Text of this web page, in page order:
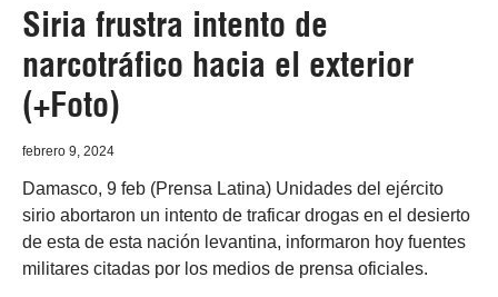
Siria frustra intento de
narcotráfico hacia el exterior
(+Foto)
febrero 9, 2024
Damasco, 9 feb (Prensa Latina) Unidades del ejército
sirio abortaron un intento de traficar drogas en el desierto
de esta de esta nación levantina, informaron hoy fuentes
militares citadas por los medios de prensa oficiales.